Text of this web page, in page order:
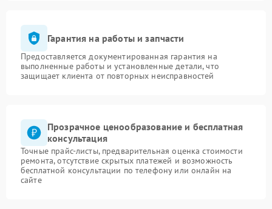
Гарантия на работы и запчасти
Предоставляется документированная гарантия на
выполненные работы и установленные детали, что
защищает клиента от повторных неисправностей
Прозрачное ценообразование и бесплатная
консультация
Точные прайс-листы, предварительная оценка стоимости
ремонта, отсутствие скрытых платежей и возможность
бесплатной консультации по телефону или онлайн на
сайте